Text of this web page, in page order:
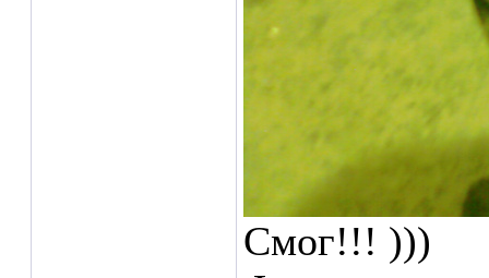
Смог!!! )))